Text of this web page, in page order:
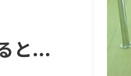
と...